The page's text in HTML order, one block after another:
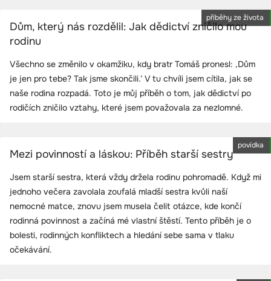
příběhy ze života
Dům, který nás rozdělil: Jak dědictví zničilo mou
rodinu
Všechno se změnilo v okamžiku, kdy bratr Tomáš pronesl: ‚Dům
je jen pro tebe? Tak jsme skončili.‘ V tu chvíli jsem cítila, jak se
naše rodina rozpadá. Toto je můj příběh o tom, jak dědictví po
rodičích zničilo vztahy, které jsem považovala za nezlomné.
povídka
Mezi povinností a láskou: Příběh starší sestry
Jsem starší sestra, která vždy držela rodinu pohromadě. Když mi
jednoho večera zavolala zoufalá mladší sestra kvůli naší
nemocné matce, znovu jsem musela čelit otázce, kde končí
rodinná povinnost a začíná mé vlastní štěstí. Tento příběh je o
bolesti, rodinných konfliktech a hledání sebe sama v tlaku
očekávání.